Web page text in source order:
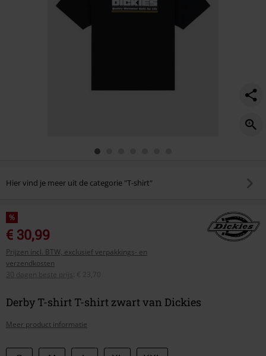
Hier vind je meer uit de categorie "T-shirt"
%
€ 30,99
Prijzen incl. BTW, exclusief verpakkings- en
verzendkosten
30 dagen beste prijs
€ 23,70
Derby T-shirt T-shirt zwart van Dickies
Meer product informatie